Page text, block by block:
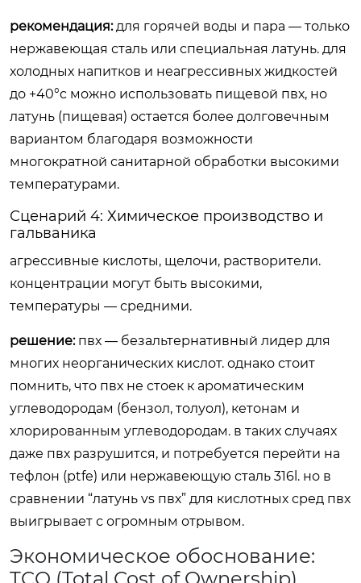
рекомендация:для горячей воды и пара — только
нержавеющая сталь или специальная латунь. для
холодных напитков и неагрессивных жидкостей
до +40°c можно использовать пищевой пвх, но
латунь (пищевая) остается более долговечным
вариантом благодаря возможности
многократной санитарной обработки высокими
температурами.
Сценарий 4: Химическое производство и
гальваника
агрессивные кислоты, щелочи, растворители.
концентрации могут быть высокими,
температуры — средними.
решение:пвх — безальтернативный лидер для
многих неорганических кислот. однако стоит
помнить, что пвх не стоек к ароматическим
углеводородам (бензол, толуол), кетонам и
хлорированным углеводородам. в таких случаях
даже пвх разрушится, и потребуется перейти на
тефлон (ptfe) или нержавеющую сталь 316l. но в
сравнении “латунь vs пвх” для кислотных сред пвх
выигрывает с огромным отрывом.
Экономическое обоснование: